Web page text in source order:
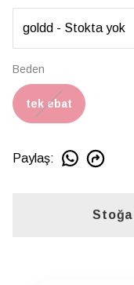
Beden
tek ebat
Paylaş: